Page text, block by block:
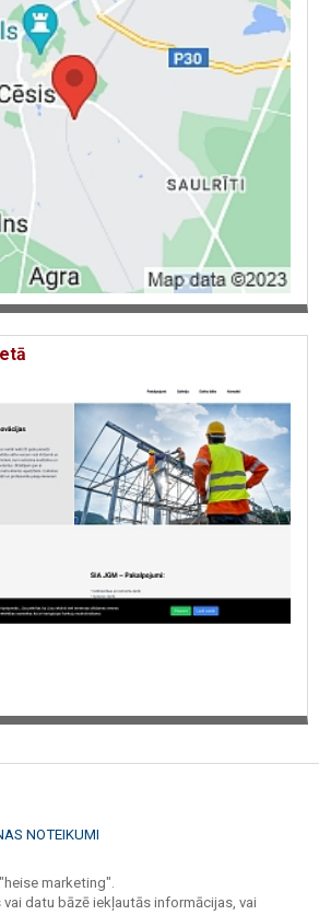
NOTEIKUMI
marketing".
datu bāzē iekļautās informācijas, vai